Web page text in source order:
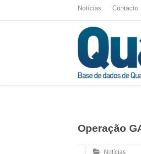
Notícias Contacto
Operação
Notícias